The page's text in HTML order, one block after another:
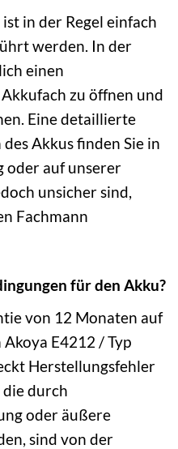
in der Regel einfach
werden. In der
einen
zu öffnen und
Eine detaillierte
Akkus finden Sie in
oder auf unserer
unsicher sind,
Fachmann
für den Akku?
von 12 Monaten auf
E4212 / Typ
Herstellungsfehler
die durch
oder äußere
sind von der